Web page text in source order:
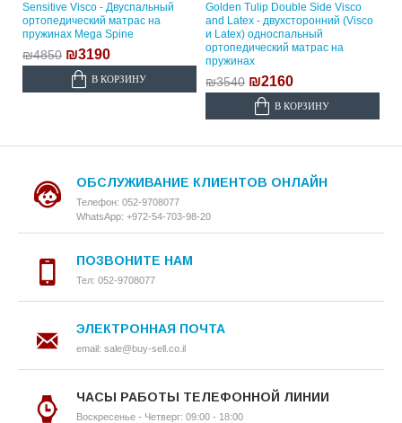
Sensitive Visco - Двуспальный
ортопедический матрас на
пружинах Mega Spine
₪4850 ₪3190
В КОРЗИНУ
Golden Tulip Double Side Visco
and Latex - двухсторонний (Visco
и Latex) односпальный
ортопедический матрас на
пружинах
₪3540 ₪2160
В КОРЗИНУ
ОБСЛУЖИВАНИЕ КЛИЕНТОВ ОНЛАЙН
Телефон: 052-9708077
WhatsApp: +972-54-703-98-20
ПОЗВОНИТЕ НАМ
Тел: 052-9708077
ЭЛЕКТРОННАЯ ПОЧТА
email: sale@buy-sell.co.il
ЧАСЫ РАБОТЫ ТЕЛЕФОННОЙ ЛИНИИ
Воскресенье - Четверг: 09:00 - 18:00